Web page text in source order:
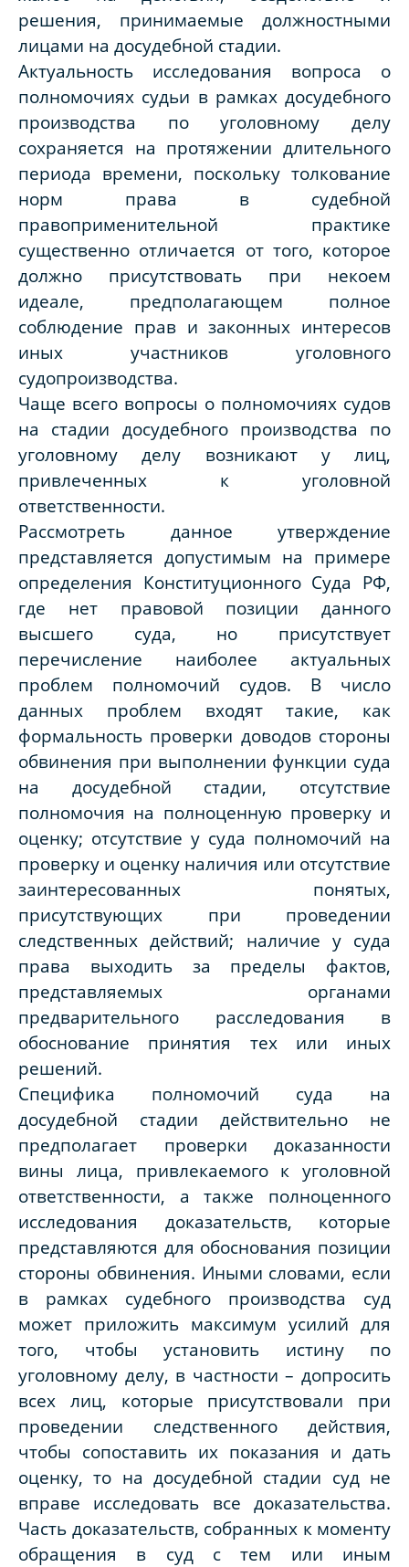
решения, принимаемые должностными
лицами на досудебной стадии.
Актуальность исследования вопроса о
полномочиях судьи в рамках досудебного
производства по уголовному делу
сохраняется на протяжении длительного
периода времени, поскольку толкование
норм права в судебной
правоприменительной практике
существенно отличается от того, которое
должно присутствовать при некоем
идеале, предполагающем полное
соблюдение прав и законных интересов
иных участников уголовного
судопроизводства.
Чаще всего вопросы о полномочиях судов
на стадии досудебного производства по
уголовному делу возникают у лиц,
привлеченных к уголовной
ответственности.
Рассмотреть данное утверждение
представляется допустимым на примере
определения Конституционного Суда РФ,
где нет правовой позиции данного
высшего суда, но присутствует
перечисление наиболее актуальных
проблем полномочий судов. В число
данных проблем входят такие, как
формальность проверки доводов стороны
обвинения при выполнении функции суда
на досудебной стадии, отсутствие
полномочия на полноценную проверку и
оценку; отсутствие у суда полномочий на
проверку и оценку наличия или отсутствие
заинтересованных понятых,
присутствующих при проведении
следственных действий; наличие у суда
права выходить за пределы фактов,
представляемых органами
предварительного расследования в
обоснование принятия тех или иных
решений.
Специфика полномочий суда на
досудебной стадии действительно не
предполагает проверки доказанности
вины лица, привлекаемого к уголовной
ответственности, а также полноценного
исследования доказательств, которые
представляются для обоснования позиции
стороны обвинения. Иными словами, если
в рамках судебного производства суд
может приложить максимум усилий для
того, чтобы установить истину по
уголовному делу, в частности – допросить
всех лиц, которые присутствовали при
проведении следственного действия,
чтобы сопоставить их показания и дать
оценку, то на досудебной стадии суд не
вправе исследовать все доказательства.
Часть доказательств, собранных к моменту
обращения в суд с тем или иным